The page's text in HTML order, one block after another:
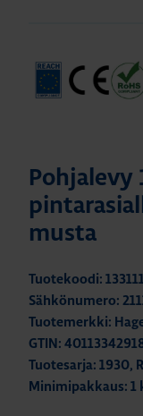
Pohjalevy
musta
Tuotekoodi: 133111
Sähkönumero:
Tuotemerkki:
GTIN:
Tuotesarja: 1930,
Minimipakkaus: 1